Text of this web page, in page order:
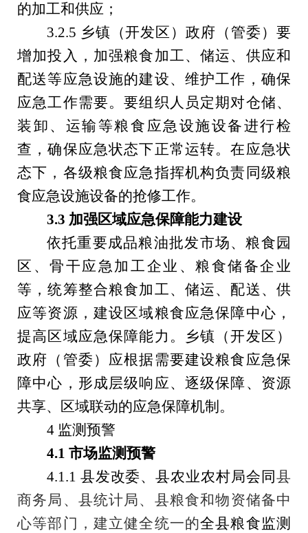
的加工和供应；
3.2.5 乡镇（开发区）政府（管委） 要
增加投入，加强粮食加工、储运、供应和
配送等应急设施的建设、维护工作，确保
应急工作需要。要组织人员定期对仓储、
装卸、运输等粮食应急设施设备进行检
查，确保应急状态下正常运转。在应急状
态下，各级粮食应急指挥机构负责同级粮
食应急设施设备的抢修工作。
3.3 加强区域应急保障能力建设
依托重要成品粮油批发市场、粮食园
区、骨干应急加工企业、粮食储备企业
等，统筹整合粮食加工、储运、配送、供
应等资源，建设区域粮食应急保障中心，
提高区域应急保障能力。
乡镇（开发区）
政府（管委） 应根据需要建设粮食应急保
障中心，形成层级响应、逐级保障、资源
共享、区域联动的应急保障机制。
4 监测预警
4.1 市场监测预警
4.1.1 县发改委、县农业农村局会同县
商务局、县统计局、 县粮食和物资储备中
心等部门，建立健全统一的全县粮食监测